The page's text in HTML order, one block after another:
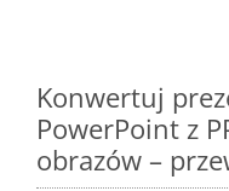
Konwertuj
PowerPoint z
obrazów –